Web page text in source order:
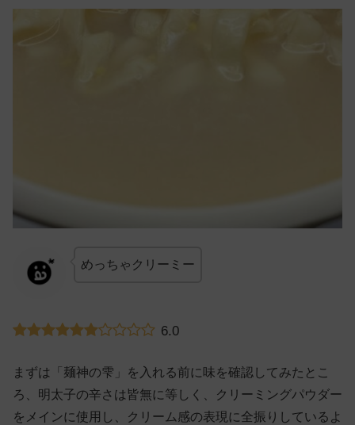
めっちゃクリーミー
6.0
まずは「麺神の雫」を入れる前に味を確認してみたとこ
ろ、明太子の辛さは皆無に等しく、クリーミングパウダー
をメインに使用し、クリーム感の表現に全振りしているよ